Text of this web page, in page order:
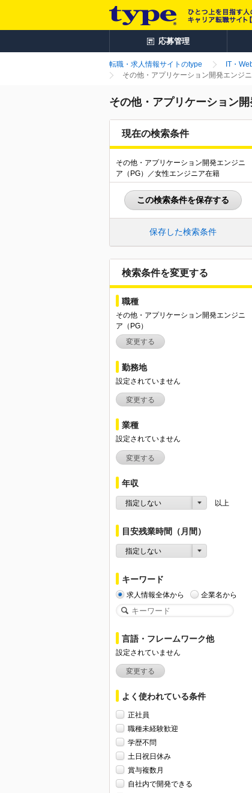
応募管理
転職・求人情報サイトのtype IT・
その他・アプリケーション開発エンジ
その他・アプリケーション
現在の検索条件
その他・アプリケーション開発エンジニ
ア（PG）／女性エンジニア在籍
この検索条件を保存する
保存した検索条件
検索条件を変更する
職種
その他・アプリケーション開発エンジニ
ア（PG）
変更する
勤務地
設定されていません
変更する
業種
設定されていません
変更する
年収
指定しない 以上
目安残業時間（月間）
指定しない
キーワード
求人情報全体から 企業名から
言語・フレームワーク他
設定されていません
変更する
よく使われている条件
正社員
職種未経験歓迎
学歴不問
土日祝日休み
賞与複数月
自社内で開発できる